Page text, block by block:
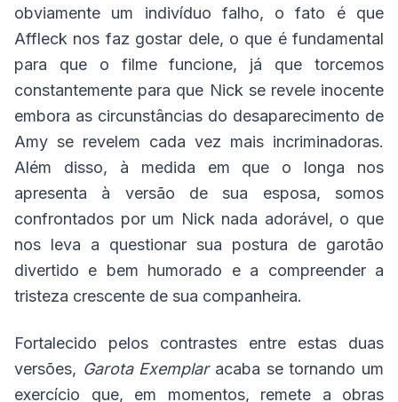
obviamente um indivíduo falho, o fato é que
Affleck nos faz gostar dele, o que é fundamental
para que o filme funcione, já que torcemos
constantemente para que Nick se revele inocente
embora as circunstâncias do desaparecimento de
Amy se revelem cada vez mais incriminadoras.
Além disso, à medida em que o longa nos
apresenta à versão de sua esposa, somos
confrontados por um Nick nada adorável, o que
nos leva a questionar sua postura de garotão
divertido e bem humorado e a compreender a
tristeza crescente de sua companheira.
Fortalecido pelos contrastes entre estas duas
versões, Garota Exemplaracaba se tornando um
exercício que, em momentos, remete a obras